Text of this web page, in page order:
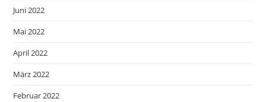
Juni 2022
Mai 2022
April 2022
März 2022
Februar 2022